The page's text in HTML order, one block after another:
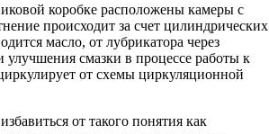
коробке расположены камеры с
происходит за счет цилиндрических
масло, от лубрикатора через
смазки в процессе работы к
от схемы циркуляционной
от такого понятия как